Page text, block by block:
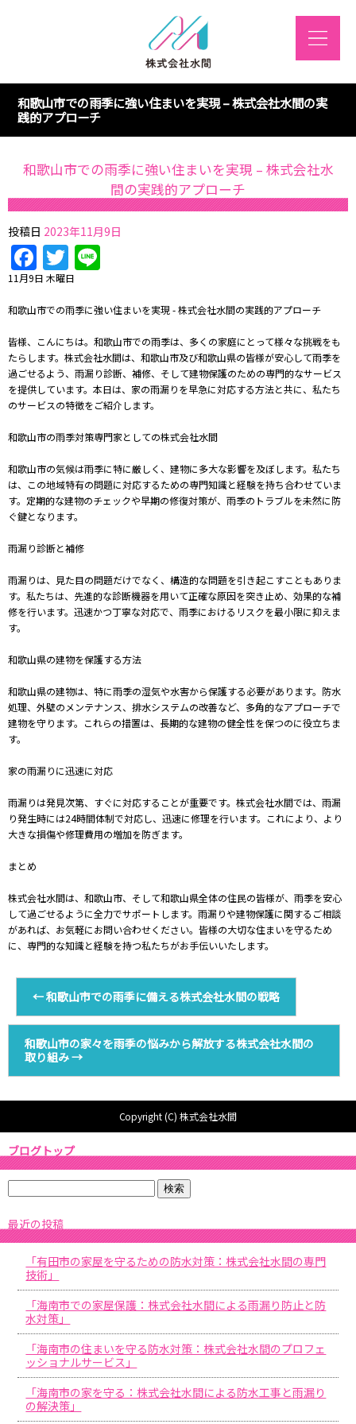
和歌山市での雨季に強い住まいを実現 – 株式会社水間の実
践的アプローチ
和歌山市での雨季に強い住まいを実現 – 株式会社水
間の実践的アプローチ
投稿日 2023年11月9日
Facebook
Twitter
11月9日 木曜日
和歌山市での雨季に強い住まいを実現 - 株式会社水間の実践的アプローチ
皆様、こんにちは。和歌山市での雨季は、多くの家庭にとって様々な挑戦をも
たらします。株式会社水間は、和歌山市及び和歌山県の皆様が安心して雨季を
過ごせるよう、雨漏り診断、補修、そして建物保護のための専門的なサービス
を提供しています。本日は、家の雨漏りを早急に対応する方法と共に、私たち
のサービスの特徴をご紹介します。
和歌山市の雨季対策専門家としての株式会社水間
和歌山市の気候は雨季に特に厳しく、建物に多大な影響を及ぼします。私たち
は、この地域特有の問題に対応するための専門知識と経験を持ち合わせていま
す。定期的な建物のチェックや早期の修復対策が、雨季のトラブルを未然に防
ぐ鍵となります。
雨漏り診断と補修
雨漏りは、見た目の問題だけでなく、構造的な問題を引き起こすこともありま
す。私たちは、先進的な診断機器を用いて正確な原因を突き止め、効果的な補
修を行います。迅速かつ丁寧な対応で、雨季におけるリスクを最小限に抑えま
す。
和歌山県の建物を保護する方法
和歌山県の建物は、特に雨季の湿気や水害から保護する必要があります。防水
処理、外壁のメンテナンス、排水システムの改善など、多角的なアプローチで
建物を守ります。これらの措置は、長期的な建物の健全性を保つのに役立ちま
す。
家の雨漏りに迅速に対応
雨漏りは発見次第、すぐに対応することが重要です。株式会社水間では、雨漏
り発生時には24時間体制で対応し、迅速に修理を行います。これにより、より
大きな損傷や修理費用の増加を防ぎます。
まとめ
株式会社水間は、和歌山市、そして和歌山県全体の住民の皆様が、雨季を安心
して過ごせるように全力でサポートします。雨漏りや建物保護に関するご相談
があれば、お気軽にお問い合わせください。皆様の大切な住まいを守るため
に、専門的な知識と経験を持つ私たちがお手伝いいたします。
←和歌山市での雨季に備える株式会社水間の戦略
和歌山市の家々を雨季の悩みから解放する株式会社水間の
取り組み→
Copyright (C) 株式会社水間
ブログトップ
最近の投稿
「有田市の家屋を守るための防水対策：株式会社水間の専門
技術」
「海南市での家屋保護：株式会社水間による雨漏り防止と防
水対策」
「海南市の住まいを守る防水対策：株式会社水間のプロフェ
ッショナルサービス」
「海南市の家を守る：株式会社水間による防水工事と雨漏り
の解決策」